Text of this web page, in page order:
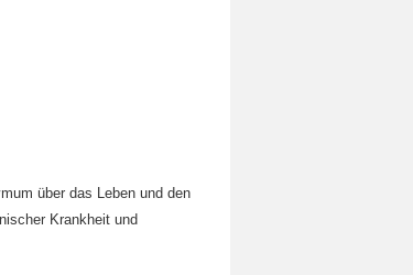
über das Leben und den
Krankheit und